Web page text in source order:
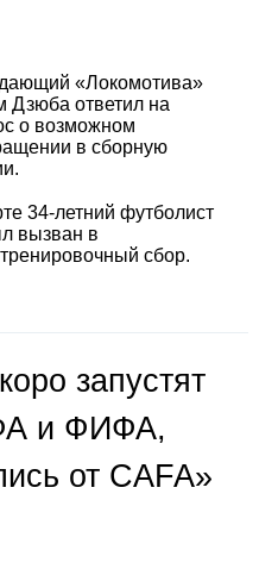
«Локомотива»
Дзюба ответил на
о возможном
в сборную
34-летний футболист
вызван в
сбор.
запустят
и ФИФА,
от CAFA»